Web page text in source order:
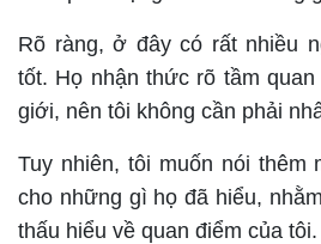
Rõ ràng, ở đây có rất nhiều
tốt. Họ nhận thức rõ tầm
giới, nên tôi không cần phải
Tuy nhiên, tôi muốn nói thêm
cho những gì họ đã hiểu,
thấu hiểu về quan điểm của tôi.